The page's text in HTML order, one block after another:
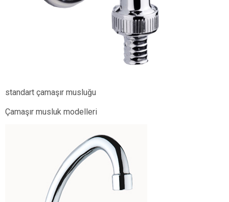
standart çamaşır musluğu
Çamaşır musluk modelleri